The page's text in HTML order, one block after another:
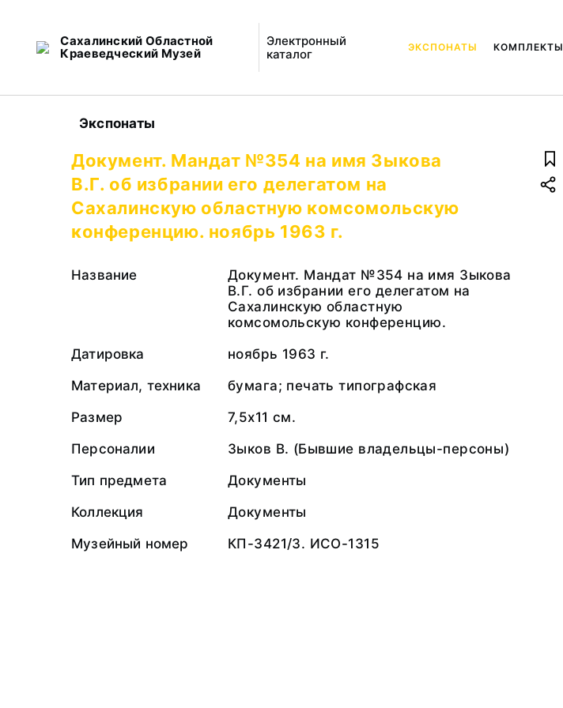
Сахалинский Областной
Краеведческий Музей
Электронный
каталог
ЭКСПОНАТЫ КОМПЛЕКТЫ
Экспонаты
Документ. Мандат №354 на имя Зыкова
В.Г. об избрании его делегатом на
Сахалинскую областную комсомольскую
конференцию. ноябрь 1963 г.
Название
Документ. Мандат №354 на имя Зыкова
В.Г. об избрании его делегатом на
Сахалинскую областную
комсомольскую конференцию.
Датировка
ноябрь 1963 г.
Материал, техника
бумага; печать типографская
Размер
7,5х11 см.
Персоналии
Зыков В. (Бывшие владельцы-персоны)
Тип предмета
Документы
Коллекция
Документы
Музейный номер
КП-3421/3. ИСО-1315